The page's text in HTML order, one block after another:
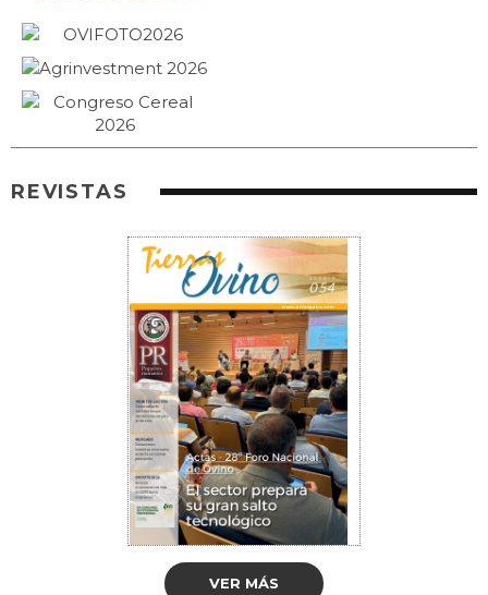
REVISTAS
VER MÁS